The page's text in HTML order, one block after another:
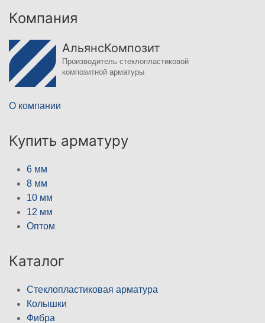
Компания
АльянсКомпозит
Производитель стеклопластиковой
композитной арматуры
О компании
Купить арматуру
6 мм
8 мм
10 мм
12 мм
Оптом
Каталог
Стеклопластиковая арматура
Колышки
Фибра